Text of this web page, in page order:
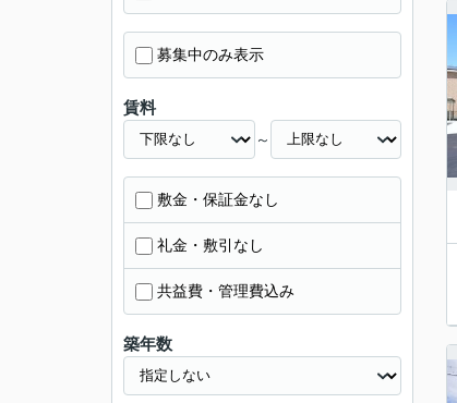
募集中のみ表示
賃料
～
敷金・保証金なし
礼金・敷引なし
共益費・管理費込み
築年数